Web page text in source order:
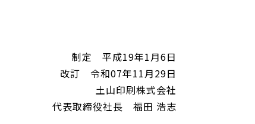
制定 平成19年1月6日
改訂 令和07年11月29日
土山印刷株式会社
代表取締役社長 福田 浩志